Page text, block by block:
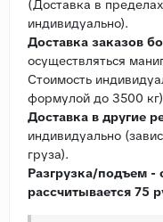
(Доставка в
индивидуально).
Доставка заказов
осуществляться
Стоимость
формулой до 3500
Доставка в другие
индивидуально
груза).
Разгрузка/подъем -
рассчитывается 75